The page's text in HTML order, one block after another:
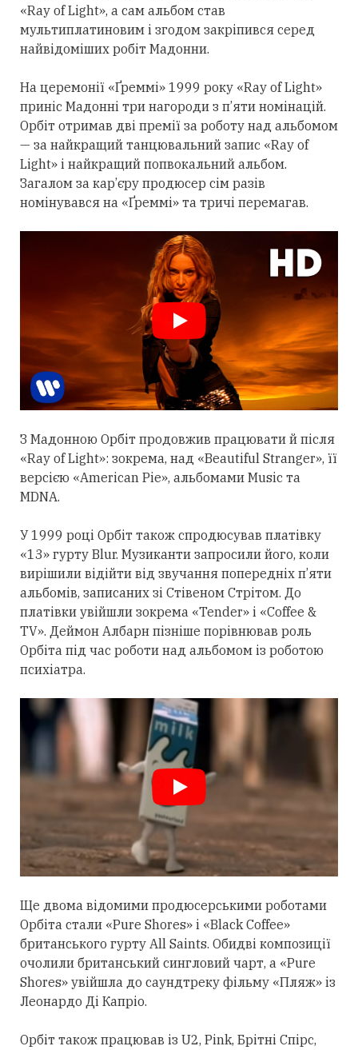
«Ray of Light», а сам альбом став
мультиплатиновим і згодом закріпився серед
найвідоміших робіт Мадонни.
На церемонії «Ґреммі» 1999 року «Ray of Light»
приніс Мадонні три нагороди з п’яти номінацій.
Орбіт отримав дві премії за роботу над альбомом
— за найкращий танцювальний запис «Ray of
Light» і найкращий попвокальний альбом.
Загалом за кар’єру продюсер сім разів
номінувався на «Ґреммі» та тричі перемагав.
З Мадонною Орбіт продовжив працювати й після
«Ray of Light»: зокрема, над «Beautiful Stranger», її
версією «American Pie», альбомами Music та
MDNA.
У 1999 році Орбіт також спродюсував платівку
«13» гурту Blur. Музиканти запросили його, коли
вирішили відійти від звучання попередніх п’яти
альбомів, записаних зі Стівеном Стрітом. До
платівки увійшли зокрема «Tender» і «Coffee &
TV». Деймон Албарн пізніше порівнював роль
Орбіта під час роботи над альбомом із роботою
психіатра.
Ще двома відомими продюсерськими роботами
Орбіта стали «Pure Shores» і «Black Coffee»
британського гурту All Saints. Обидві композиції
очолили британський сингловий чарт, а «Pure
Shores» увійшла до саундтреку фільму «Пляж» із
Леонардо Ді Капріо.
Орбіт також працював із U2, Pink, Брітні Спірс,